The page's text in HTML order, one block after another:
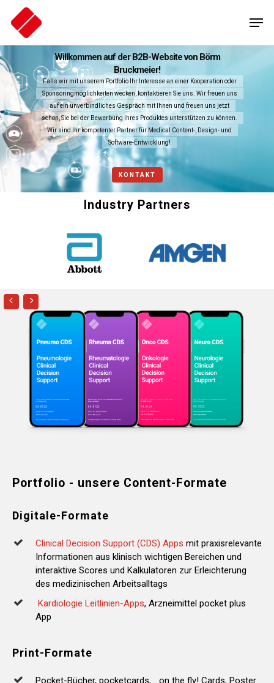
main
content
Willkommen auf der B2B-Website von Börm
Bruckmeier!
Falls wir mit unserem Portfolio Ihr Interesse an einer Kooperation oder
Sponsoringmöglichkeiten wecken, kontaktieren Sie uns. Wir freuen uns
auf ein unverbindliches Gespräch mit Ihnen und freuen uns jetzt
schon, Sie bei der Bewerbung Ihres Produktes unterstützen zu können.
Wir sind Ihr kompetenter Partner für Medical Content-, Design- und
Software-Entwicklung!
KONTAKT
Industry Partners
Portfolio - unsere Content-Formate
Digitale-Formate
Clinical Decision Support (CDS) Apps mit praxisrelevante
Informationen aus klinisch wichtigen Bereichen und
interaktive Scores und Kalkulatoren zur Erleichterung
des medizinischen Arbeitsalltags
Kardiologie Leitlinien-Apps, Arzneimittel pocket plus
App
Print-Formate
Pocket-Bücher, pocketcards, …on the fly! Cards, Poster